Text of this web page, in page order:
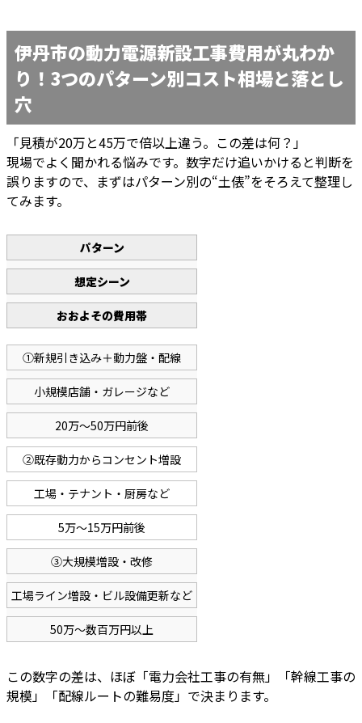
伊丹市の動力電源新設工事費用が丸わか
り！3つのパターン別コスト相場と落とし
穴
「見積が20万と45万で倍以上違う。この差は何？」
現場でよく聞かれる悩みです。数字だけ追いかけると判断を
誤りますので、まずはパターン別の“土俵”をそろえて整理し
てみます。
パターン
想定シーン
おおよその費用帯
①新規引き込み＋動力盤・配線
小規模店舗・ガレージなど
20万〜50万円前後
②既存動力からコンセント増設
工場・テナント・厨房など
5万〜15万円前後
③大規模増設・改修
工場ライン増設・ビル設備更新など
50万〜数百万円以上
この数字の差は、ほぼ「電力会社工事の有無」「幹線工事の
規模」「配線ルートの難易度」で決まります。